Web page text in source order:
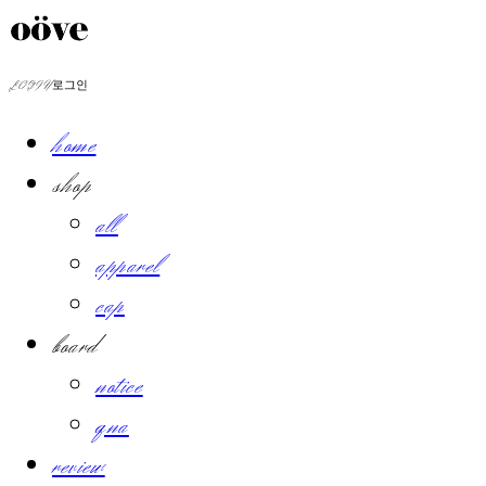
LOG IN로그인
home
shop
all
apparel
cap
board
notice
qna
review